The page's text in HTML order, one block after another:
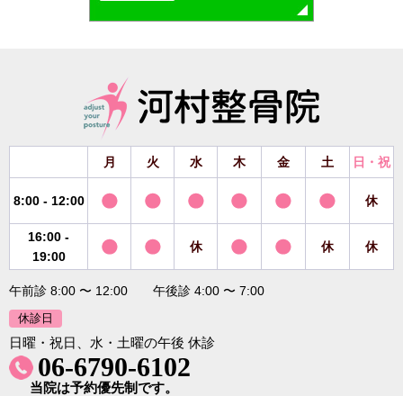
月 火 水 木 金 土 日・祝
8:00 - 12:00 休
16:00 -
19:00
休 休 休
午前診 8:00 〜 12:00 午後診 4:00 〜 7:00
休診日
日曜・祝日、水・土曜の午後 休診
06-6790-6102
当院は予約優先制です。